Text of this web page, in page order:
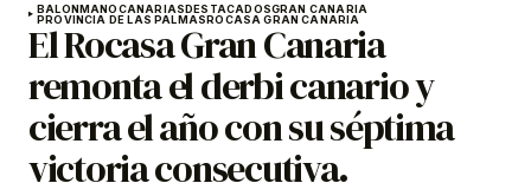
BALONMANOCANARIASDESTACADOSGRAN CANARIA
PROVINCIA DE LAS PALMASROCASA GRAN CANARIA
El Rocasa Gran Canaria
remonta el derbi canario y
cierra el año con su séptima
victoria consecutiva.